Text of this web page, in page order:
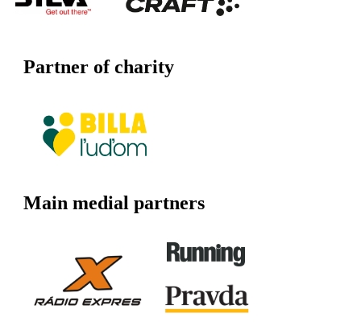
Partner of charity
Main medial partners